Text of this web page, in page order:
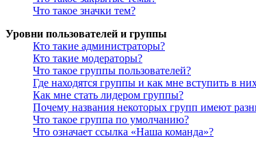
Что такое значки тем?
Уровни пользователей и группы
Кто такие администраторы?
Кто такие модераторы?
Что такое группы пользователей?
Где находятся группы и как мне вступить в
Как мне стать лидером группы?
Почему названия некоторых групп имеют
Что такое группа по умолчанию?
Что означает ссылка «Наша команда»?